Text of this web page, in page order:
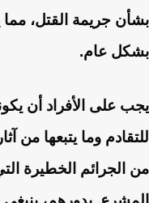
بشأن جريمة القتل،
بشكل عام.
يجب على الأفراد أن
للتقادم وما يتبعها من
من الجرائم الخطيرة